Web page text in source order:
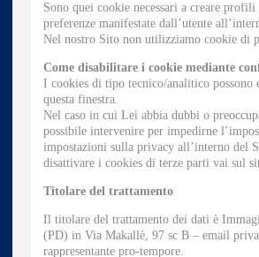
Sono quei cookie necessari a creare
preferenze manifestate dall’utente
Nel nostro Sito non utilizziamo cookie di
Come disabilitare i cookie mediante
I cookies di tipo tecnico/analitico possono
questa finestra.
Nel caso in cui Lei abbia dubbi o
possibile intervenire per impedirne
impostazioni sulla privacy all’interno del
disattivare i cookies di terze parti vai sul
Titolare del trattamento
Il titolare del trattamento dei dati è
(PD) in Via Makallè, 97 sc B – email
rappresentante pro-tempore.